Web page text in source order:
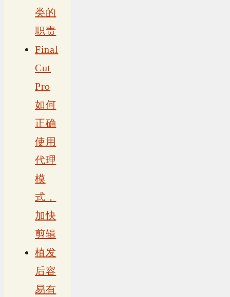
类的
职责
Final
Cut
Pro
如何
正确
使用
代理
模
式，
加快
剪辑
植发
后容
易有